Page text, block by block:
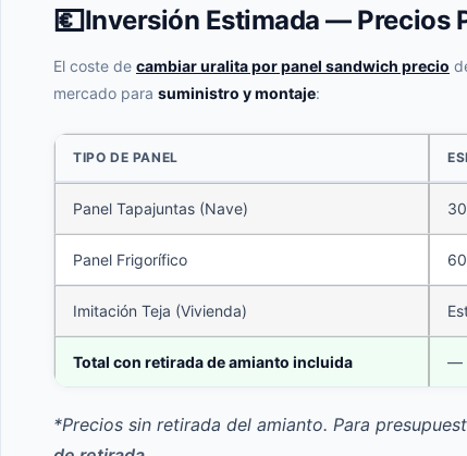
💶Inversión Estimada — Precios
El coste de cambiar uralita por panel sandwich precio
mercado para suministro y montaje:
TIPO DE PANEL
Panel Tapajuntas (Nave)
Panel Frigorífico
Imitación Teja (Vivienda)
Total con retirada de amianto incluida —
*Precios sin retirada del amianto. Para